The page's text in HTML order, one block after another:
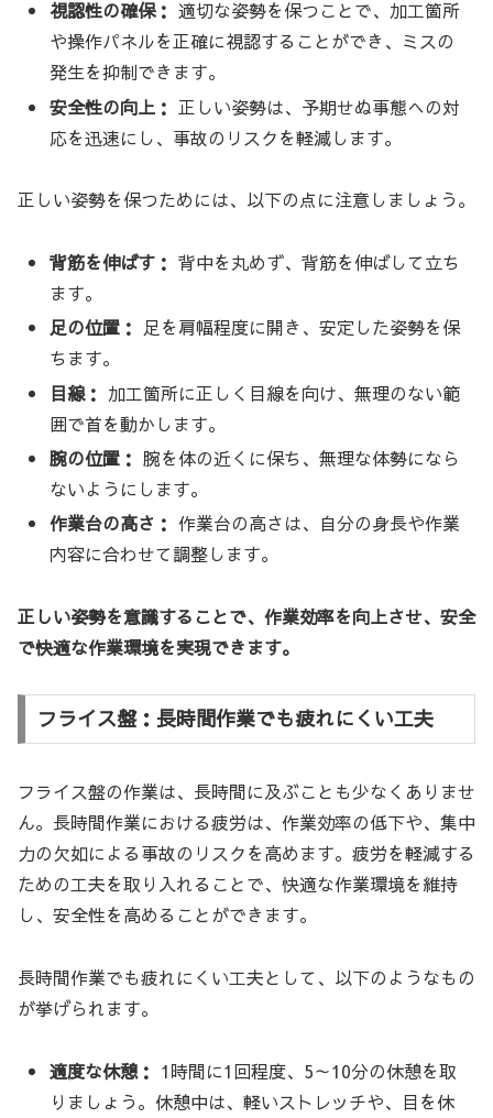
視認性の確保： 適切な姿勢を保つことで、加工箇所
や操作パネルを正確に視認することができ、ミスの
発生を抑制できます。
安全性の向上： 正しい姿勢は、予期せぬ事態への対
応を迅速にし、事故のリスクを軽減します。
正しい姿勢を保つためには、以下の点に注意しましょう。
背筋を伸ばす： 背中を丸めず、背筋を伸ばして立ち
ます。
足の位置： 足を肩幅程度に開き、安定した姿勢を保
ちます。
目線： 加工箇所に正しく目線を向け、無理のない範
囲で首を動かします。
腕の位置： 腕を体の近くに保ち、無理な体勢になら
ないようにします。
作業台の高さ： 作業台の高さは、自分の身長や作業
内容に合わせて調整します。
正しい姿勢を意識することで、作業効率を向上させ、安全
で快適な作業環境を実現できます。
フライス盤：長時間作業でも疲れにくい工夫
フライス盤の作業は、長時間に及ぶことも少なくありませ
ん。長時間作業における疲労は、作業効率の低下や、集中
力の欠如による事故のリスクを高めます。疲労を軽減する
ための工夫を取り入れることで、快適な作業環境を維持
し、安全性を高めることができます。
長時間作業でも疲れにくい工夫として、以下のようなもの
が挙げられます。
適度な休憩： 1時間に1回程度、5～10分の休憩を取
りましょう。休憩中は、軽いストレッチや、目を休